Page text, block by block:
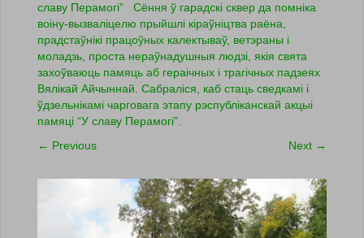
славу Перамогі” Сёння ў гарадскі сквер да помніка
воіну-вызваліцелю прыйшлі кіраўніцтва раёна,
прадстаўнікі працоўных калектываў, ветэраны і
моладзь, проста нераўнадушныя людзі, якія свята
захоўваюць памяць аб гераічных і трагічных падзеях
Вялікай Айчыннай. Сабраліся, каб стаць сведкамі і
ўдзельнікамі чарговага этапу рэспубліканскай акцыі
памяці “У славу Перамогі”.
← Previous Next →